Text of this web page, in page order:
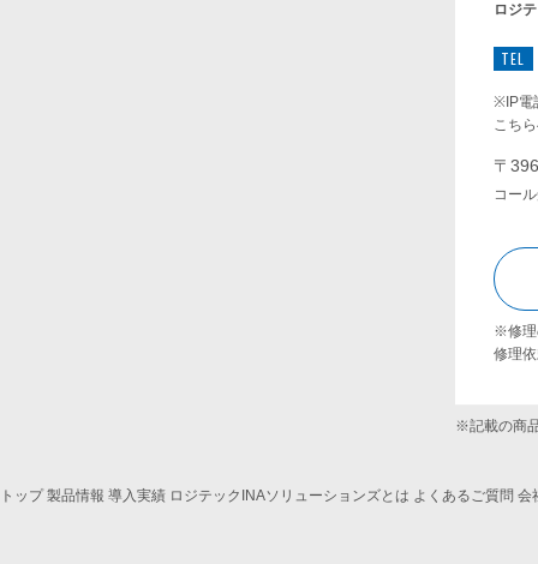
ロジ
TEL
※IP電
こち
〒
コー
※修理
修理
※記載の商
トップ 製品情報 導入実績 ロジテックINAソリューションズとは よくあるご質問 会